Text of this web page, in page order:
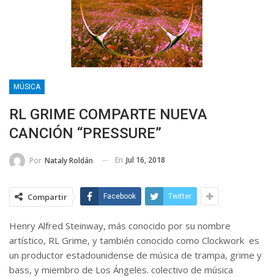
MÚSICA
RL GRIME COMPARTE NUEVA
CANCIÓN “PRESSURE”
Por Nataly Roldán En Jul 16, 2018
Compartir Facebook Twitter
Henry Alfred Steinway, más conocido por su nombre
artístico, RL Grime, y también conocido como Clockwork es
un productor estadounidense de música de trampa, grime y
bass, y miembro de Los Ángeles. colectivo de música